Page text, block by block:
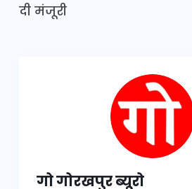
दी मंजूरी
गो गोरखपुर ब्यूरो